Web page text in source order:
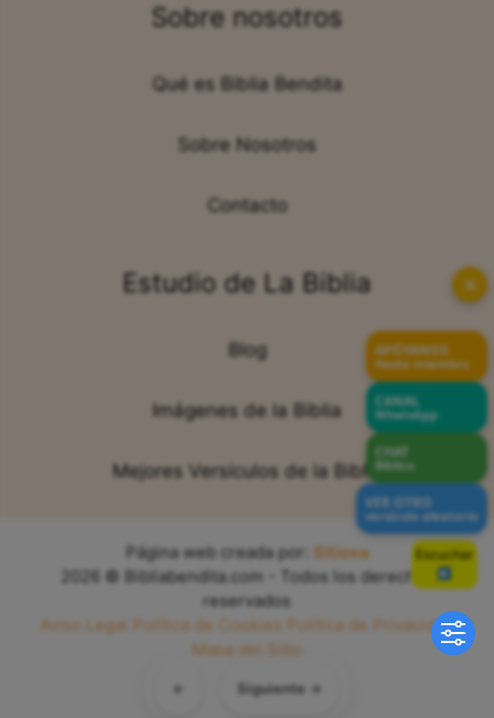
← Siguiente →
Sin voz
Escuchar
Sobre nosotros
Qué es Biblia Bendita
Sobre Nosotros
Contacto
Estudio de La Biblia
Blog
Imágenes de la Biblia
Mejores Versículos de la Biblia
Página web creada por: Sitiova
2026 © Bibliabendita.com - Todos los derechos
reservados
Aviso Legal
Política de Cookies
Política de Privacidad
Mapa del Sitio
✕
APÓYANOS
Hazte miembro
CANAL
WhatsApp
CHAT
Bíblico
VER OTRO
versículo aleatorio